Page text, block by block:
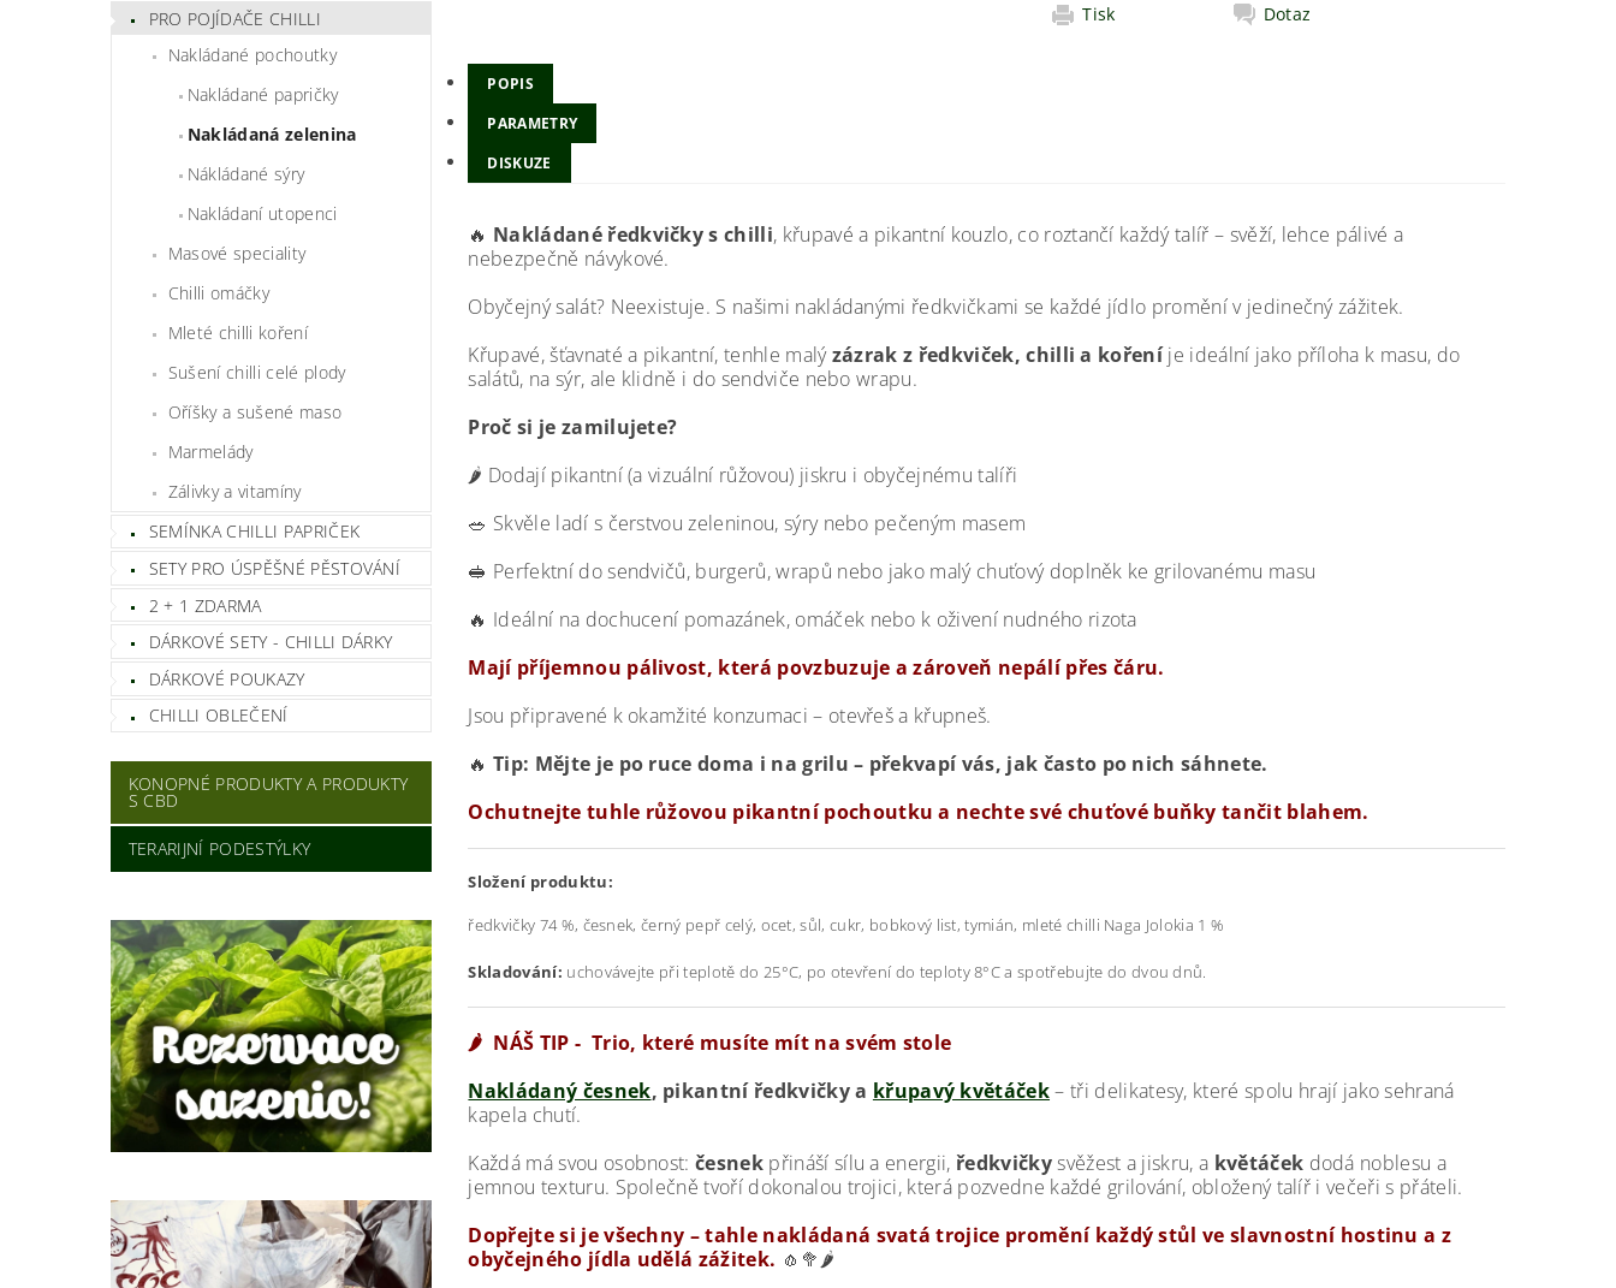
PRO POJÍDAČE CHILLI
Nakládané pochoutky
Nakládané papričky
Nakládaná zelenina
Nákládané sýry
Nakládaní utopenci
Masové speciality
Chilli omáčky
Mleté chilli koření
Sušení chilli celé plody
Oříšky a sušené maso
Marmelády
Zálivky a vitamíny
SEMÍNKA CHILLI PAPRIČEK
SETY PRO ÚSPĚŠNÉ PĚSTOVÁNÍ
2 + 1 ZDARMA
DÁRKOVÉ SETY - CHILLI DÁRKY
DÁRKOVÉ POUKAZY
CHILLI OBLEČENÍ
KONOPNÉ PRODUKTY A PRODUKTY
S CBD
TERARIJNÍ PODESTÝLKY
Tisk
Dotaz
POPIS
PARAMETRY
DISKUZE
🔥 Nakládané ředkvičky s chilli, křupavé a pikantní kouzlo, co roztančí každý talíř – svěží, lehce pálivé a
nebezpečně návykové.
Obyčejný salát? Neexistuje. S našimi nakládanými ředkvičkami se každé jídlo promění v jedinečný zážitek.
Křupavé, šťavnaté a pikantní, tenhle malýzázrak z ředkviček, chilli a kořeníje ideální jako příloha k masu, do
salátů, na sýr, ale klidně i do sendviče nebo wrapu.
Proč si je zamilujete?
🌶️ Dodají pikantní (a vizuální růžovou) jiskru i obyčejnému talíři
🥗 Skvěle ladí s čerstvou zeleninou, sýry nebo pečeným masem
🥪 Perfektní do sendvičů, burgerů, wrapů nebo jako malý chuťový doplněk ke grilovanému masu
🔥 Ideální na dochucení pomazánek, omáček nebo k oživení nudného rizota
Mají příjemnou pálivost, která povzbuzuje a zároveň nepálí přes čáru.
Jsou připravené k okamžité konzumaci – otevřeš a křupneš.
🔥 Tip: Mějte je po ruce doma i na grilu – překvapí vás, jak často po nich sáhnete.
Ochutnejte tuhle růžovou pikantní pochoutku a nechte své chuťové buňky tančit blahem.
Složení produktu:
ředkvičky 74 %, česnek, černý pepř celý, ocet, sůl, cukr, bobkový list, tymián, mleté chilli Naga Jolokia 1 %
Skladování: uchovávejte při teplotě do 25°C, po otevření do teploty 8°C a spotřebujte do dvou dnů.
🌶️ NÁŠ TIP - Trio, které musíte mít na svém stole
Nakládaný česnek, pikantní ředkvičky a křupavý květáček– tři delikatesy, které spolu hrají jako sehraná
kapela chutí.
Každá má svou osobnost:česnek přináší sílu a energii, ředkvičkysvěžest a jiskru, a květáček dodá noblesu a
jemnou texturu. Společně tvoří dokonalou trojici, která pozvedne každé grilování, obložený talíř i večeři s přáteli.
Dopřejte si je všechny – tahle nakládaná svatá trojice promění každý stůl ve slavnostní hostinu a z
obyčejného jídla udělá zážitek. 🧄🥦🌶️